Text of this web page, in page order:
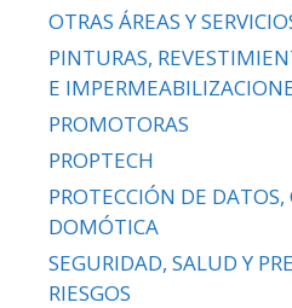
OTRAS ÁREAS Y
PINTURAS,
E
PROMOTORAS
PROPTECH
PROTECCIÓN DE DATOS,
DOMÓTICA
SEGURIDAD, SALUD Y
RIESGOS